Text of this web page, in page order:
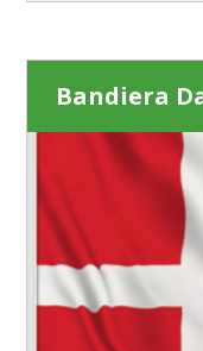
Bandiera